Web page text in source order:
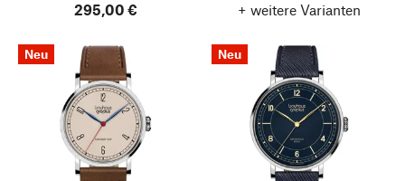
295,00 €
+ weitere Varianten
Neu Neu